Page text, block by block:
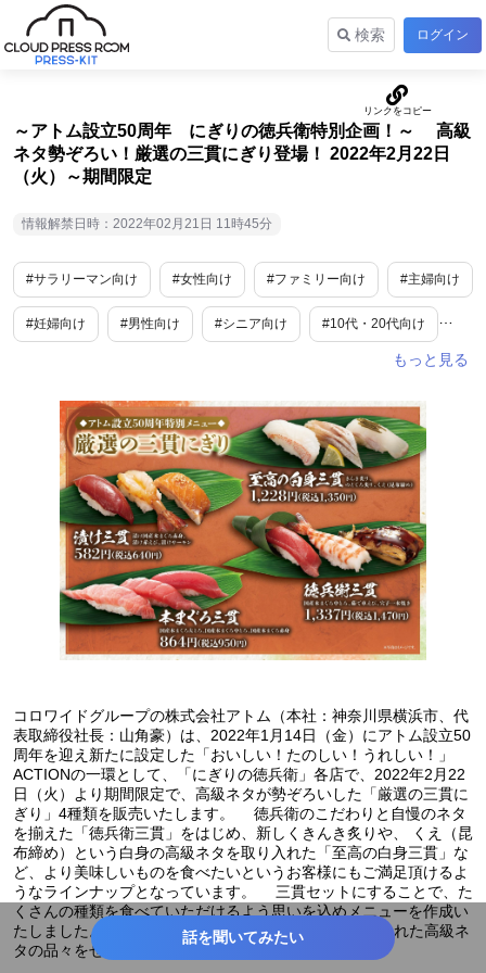
検索 ログイン
～アトム設立50周年 にぎりの徳兵衛特別企画！～ 高級
ネタ勢ぞろい！厳選の三貫にぎり登場！ 2022年2月22日
（火）～期間限定
情報解禁日時：2022年02月21日 11時45分
#サラリーマン向け #女性向け #ファミリー向け #主婦向け
#妊婦向け #男性向け #シニア向け #10代・20代向け
#期間限定
#新商品・サービス
コロワイドグループの株式会社アトム（本社：神奈川県横浜市、代
表取締役社長：山角豪）は、2022年1月14日（金）にアトム設立50
周年を迎え新たに設定した「おいしい！たのしい！うれしい！」
ACTIONの一環として、「にぎりの徳兵衛」各店で、2022年2月22
日（火）より期間限定で、高級ネタが勢ぞろいした「厳選の三貫に
ぎり」4種類を販売いたします。 徳兵衛のこだわりと自慢のネタ
を揃えた「徳兵衛三貫」をはじめ、新しくきんき炙りや、 くえ（昆
布締め）という白身の高級ネタを取り入れた「至高の白身三貫」な
ど、より美味しいものを食べたいというお客様にもご満足頂けるよ
うなラインナップとなっています。 三貫セットにすることで、た
くさんの種類を食べていただけるよう思いを込めメニューを作成い
たしました。 「おいしい！ACTION」のために厳選された高級ネ
タの品々をぜひ、ご堪能ください。
話を聞いてみたい